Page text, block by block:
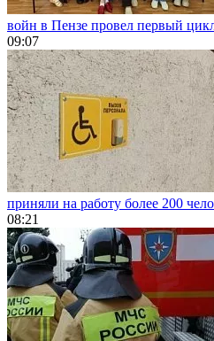
войн в Пензе провел первый
09:07
приняли на работу более 200
08:21